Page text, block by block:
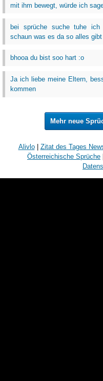
mit ihm bewegt, würde ich
bei sprüche suche tuhe ich
schaun was es da so alles
bhooa du bist soo hart :o
Ja ich liebe meine Eltern,
kommen
Mehr neue
Alivlo| Zitat des Tages
Österreichische Sprüche